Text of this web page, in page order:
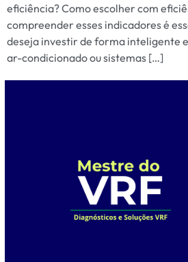
eficiência? Como escolher com
compreender esses indicadores é
deseja investir de forma inteligente
ar-condicionado ou sistemas […]